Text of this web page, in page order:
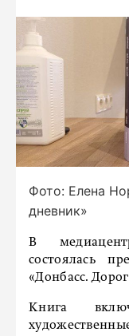
Фото: Елена
дневник»
В
состоялась
«Донбасс.
Книга